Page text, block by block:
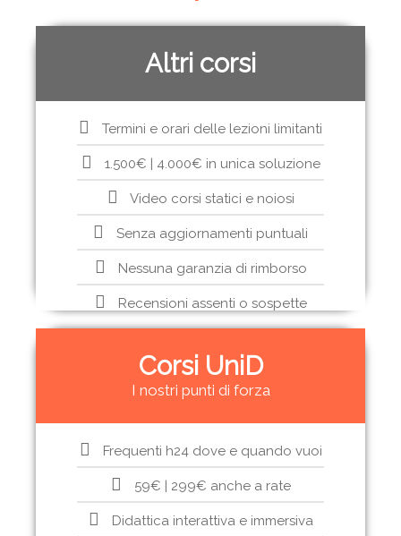
Altri corsi
Termini e orari delle lezioni limitanti
1.500€ | 4.000€ in unica soluzione
Video corsi statici e noiosi
Senza aggiornamenti puntuali
Nessuna garanzia di rimborso
Recensioni assenti o sospette
Corsi UniD
I nostri punti di forza
Frequenti h24 dove e quando vuoi
59€ | 299€ anche a rate
Didattica interattiva e immersiva